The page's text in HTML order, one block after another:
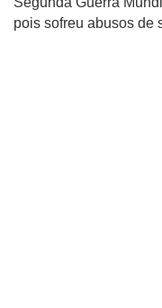
pois sofreu abusos de